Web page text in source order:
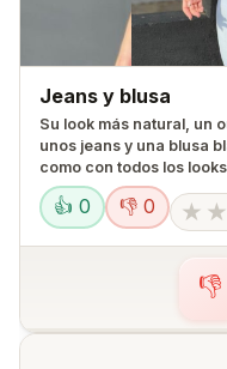
Jeans y blusa
Su look más natural, un
unos jeans y una blusa
como con todos los
👍 0 👎 0 ★ ★
👎